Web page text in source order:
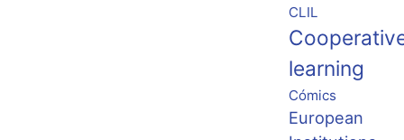
CLIL
learning
Cómics
European